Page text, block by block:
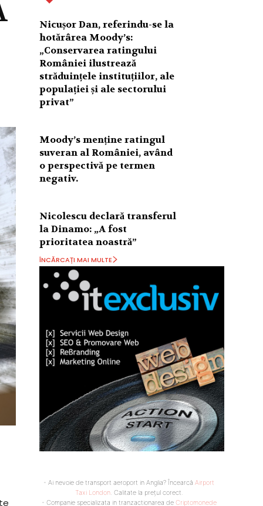
Nicușor Dan, referindu-se la
hotărârea Moody’s:
„Conservarea ratingului
României ilustrează
străduințele instituțiilor, ale
populației și ale sectorului
privat”
Moody’s menține ratingul
suveran al României, având
o perspectivă pe termen
negativ.
Nicolescu declară transferul
la Dinamo: „A fost
prioritatea noastră”
ÎNCĂRCAȚI MAI MULTE
- Ai nevoie de transport aeroport in Anglia? Încearcă Airport
Taxi London. Calitate la prețul corect.
- Companie specializata in tranzactionarea de Criptomonede